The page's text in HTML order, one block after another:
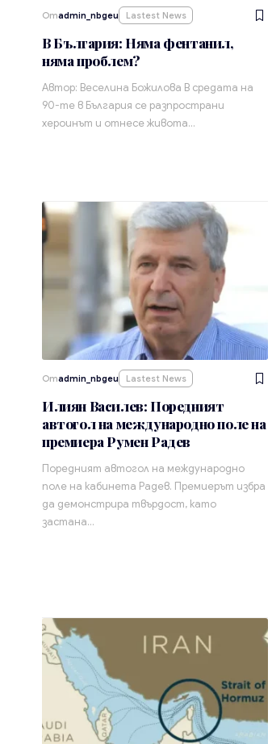
Отadmin_nbgeu Lastest News
В България: Няма фентанил,
няма проблем?
Автор: Веселина Божилова В средата на
90-те в България се разпространи
хероинът и отнесе живота…
Отadmin_nbgeu Lastest News
Илиян Василев: Поредният
автогол на международно поле на
премиера Румен Радев
Поредният автогол на международно
поле на кабинета Радев. Премиерът избра
да демонстрира твърдост, като
застана…